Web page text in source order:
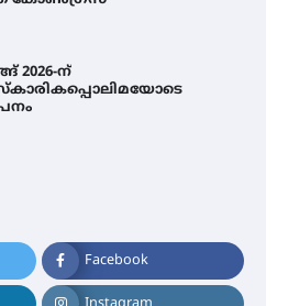
2026-ന്
Facebook
ചാച്ചുചാക്യാർ സ്മാരക
അഞ്ചാം
വിദ്യാർത്ഥിനിയായ